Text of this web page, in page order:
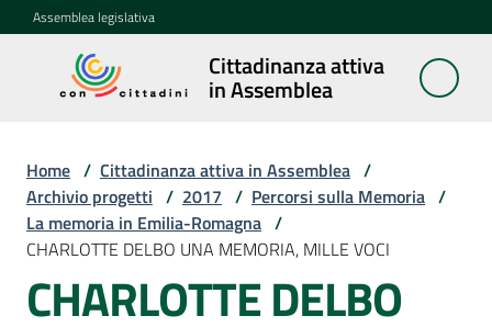
Vai al contenuto
Vai alla navigazione
Vai al footer
Assemblea legislativa
Cittadinanza attiva
in Assemblea
Cittadinanza
attiva in
Concittadini
Porte
aperte
Home / Cittadinanza attiva in Assemblea /
Archivio progetti / 2017 / Percorsi sulla Memoria /
La memoria in Emilia-Romagna /
CHARLOTTE DELBO UNA MEMORIA, MILLE VOCI
CHARLOTTE DELBO